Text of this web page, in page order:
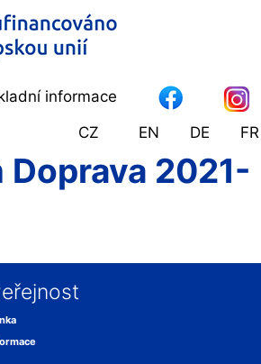
informace
CZ
EN DE FR
Doprava 2021-